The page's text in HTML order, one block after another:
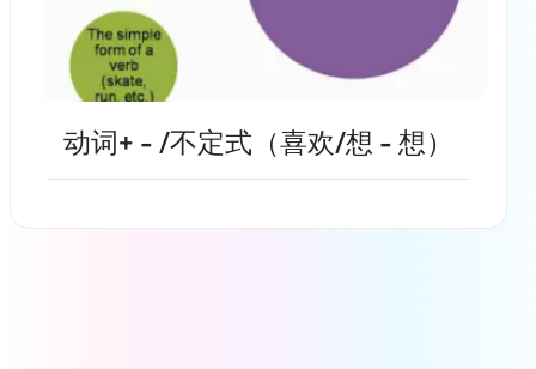
动词+ - /不定式（喜欢/想 - 想）